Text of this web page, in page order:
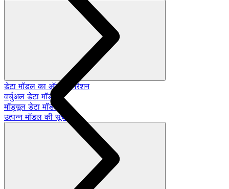
डेटा मॉडल का ऑटो-जेनरेशन
वर्चुअल डेटा मॉडल
मॉड्यूल डेटा मॉडल
उत्पन्न मॉडल की सूची